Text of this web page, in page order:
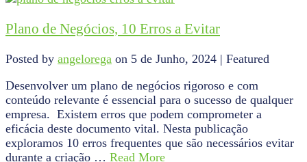
Plano de Negócios, 10 Erros a Evitar
Posted by angelorega on 5 de Junho, 2024 | Featured
Desenvolver um plano de negócios rigoroso e com
conteúdo relevante é essencial para o sucesso de qualquer
empresa. Existem erros que podem comprometer a
eficácia deste documento vital. Nesta publicação
exploramos 10 erros frequentes que são necessários evitar
durante a criação … Read More